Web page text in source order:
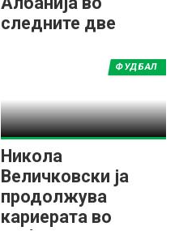
следните две
Никола
Величковски ја
продолжува
кариерата во
Албанија
ФУДБАЛ